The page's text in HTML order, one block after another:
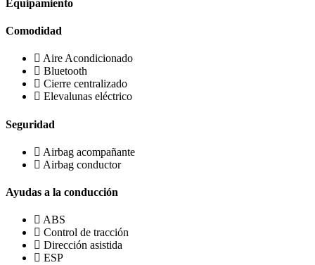
Equipamiento
Comodidad
Aire Acondicionado
Bluetooth
Cierre centralizado
Elevalunas eléctrico
Seguridad
Airbag acompañante
Airbag conductor
Ayudas a la conducción
ABS
Control de tracción
Dirección asistida
ESP